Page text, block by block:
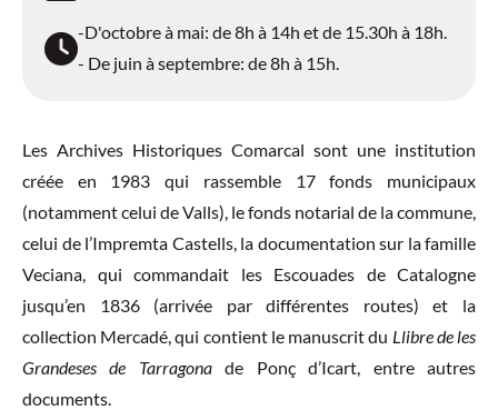
-D'octobre à mai: de 8h à 14h et de 15.30h à 18h.
- De juin à septembre: de 8h à 15h.
Les Archives Historiques Comarcal sont une institution
créée en 1983 qui rassemble 17 fonds municipaux
(notamment celui de Valls), le fonds notarial de la commune,
celui de l’Impremta Castells, la documentation sur la famille
Veciana, qui commandait les Escouades de Catalogne
jusqu’en 1836 (arrivée par différentes routes) et la
collection Mercadé, qui contient le manuscrit du Llibre de les
Grandeses de Tarragonade Ponç d’Icart, entre autres
documents.